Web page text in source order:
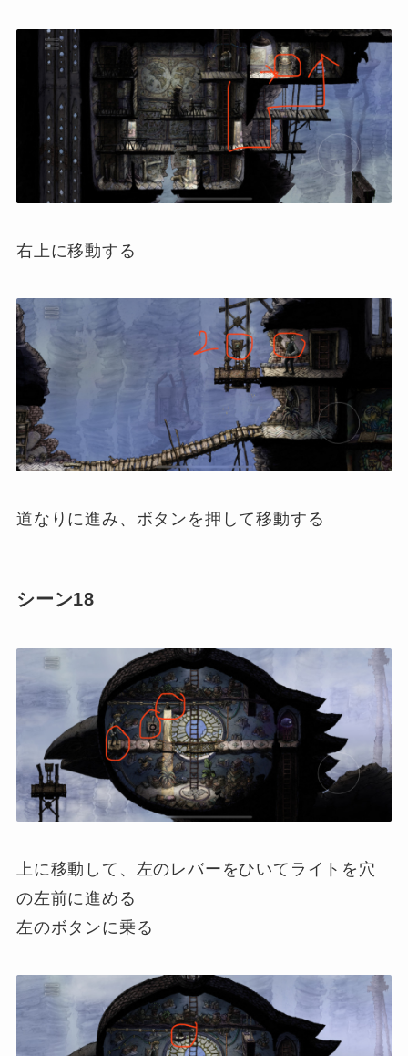
右上に移動する
道なりに進み、ボタンを押して移動する
シーン18
上に移動して、左のレバーをひいてライトを穴
の左前に進める
左のボタンに乗る